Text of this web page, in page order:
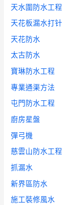
天水圍防水工程
天花板漏水打针
天花防水
太古防水
寶琳防水工程
專業通渠方法
屯門防水工程
廚房星盤
彈弓機
慈雲山防水工程
抓漏水
新界區防水
施工裝修風水